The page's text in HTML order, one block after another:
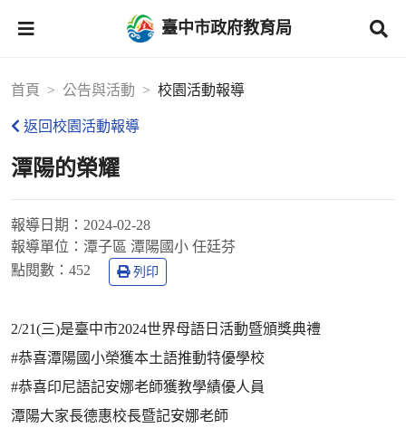
臺中市政府教育局
首頁 公告與活動 校園活動報導
返回校園活動報導
潭陽的榮耀
報導日期： 2024-02-28
報導單位： 潭子區 潭陽國小 任廷芬
點閱數： 452 列印
2/21(三)是臺中市2024世界母語日活動暨頒獎典禮
#恭喜潭陽國小榮獲本土語推動特優學校
#恭喜印尼語記安娜老師獲教學績優人員
潭陽大家長德惠校長暨記安娜老師